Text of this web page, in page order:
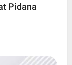
Pidana